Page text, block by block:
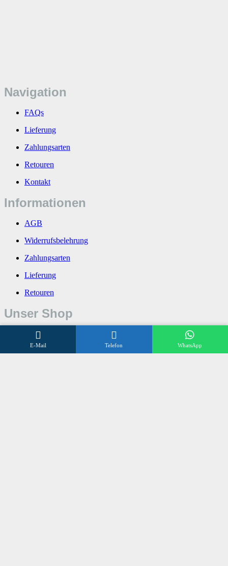
Navigation
FAQs
Lieferung
Zahlungsarten
Retouren
Kontakt
Informationen
AGB
Widerrufsbelehrung
Zahlungsarten
Lieferung
Retouren
Unser Shop
Über uns
E-Mail Telefon WhatsApp